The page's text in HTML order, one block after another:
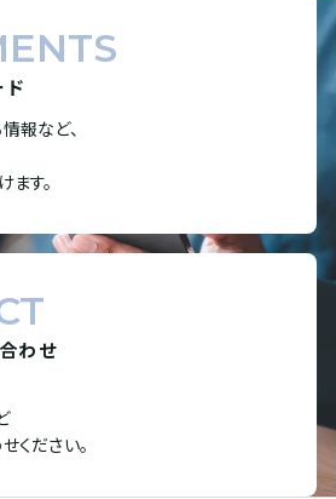
報など、
す。
わせ
ください。